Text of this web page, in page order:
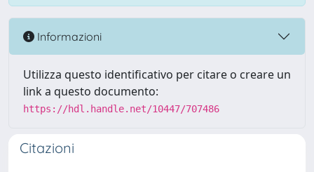
Informazioni
Utilizza questo identificativo per citare o creare un
link a questo documento:
https://hdl.handle.net/10447/707486
Citazioni